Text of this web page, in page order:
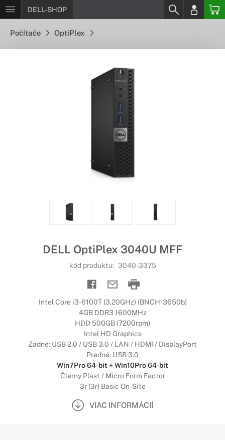
DELL-SHOP
Počítače OptiPlex
DELL OptiPlex 3040U MFF
kód produktu: 3040-3375
Intel Core i3-6100T (3,20GHz) (BNCH-3650b)
4GB DDR3 1600MHz
HDD 500GB (7200rpm)
Intel HD Graphics
Zadné: USB 2.0 / USB 3.0 / LAN / HDMI / DisplayPort
Predné: USB 3.0
Win7Pro 64-bit + Win10Pro 64-bit
Čierny Plast / Micro Form Factor
3r (3r) Basic On-Site
VIAC INFORMÁCIÍ